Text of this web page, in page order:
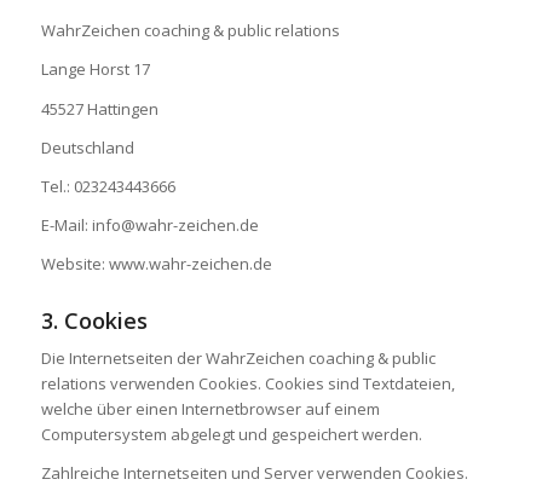
WahrZeichen coaching & public relations
Lange Horst 17
45527 Hattingen
Deutschland
Tel.: 023243443666
E-Mail: info@wahr-zeichen.de
Website: www.wahr-zeichen.de
3. Cookies
Die Internetseiten der WahrZeichen coaching & public
relations verwenden Cookies. Cookies sind Textdateien,
welche über einen Internetbrowser auf einem
Computersystem abgelegt und gespeichert werden.
Zahlreiche Internetseiten und Server verwenden Cookies.